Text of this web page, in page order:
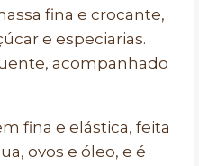
fina e crocante,
e especiarias.
acompanhado
fina e elástica, feita
ovos e óleo, e é